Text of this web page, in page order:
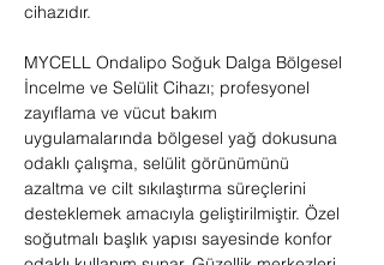
cihazıdır.
MYCELL Ondalipo Soğuk Dalga Bölgesel
İncelme ve Selülit Cihazı; profesyonel
zayıflama ve vücut bakım
uygulamalarında bölgesel yağ dokusuna
odaklı çalışma, selülit görünümünü
azaltma ve cilt sıkılaştırma süreçlerini
desteklemek amacıyla geliştirilmiştir. Özel
soğutmalı başlık yapısı sayesinde konfor